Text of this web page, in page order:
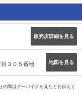
販売店詳細を見る
地図を見る
３０５番地
の際はグーバイクを見たとお伝えく